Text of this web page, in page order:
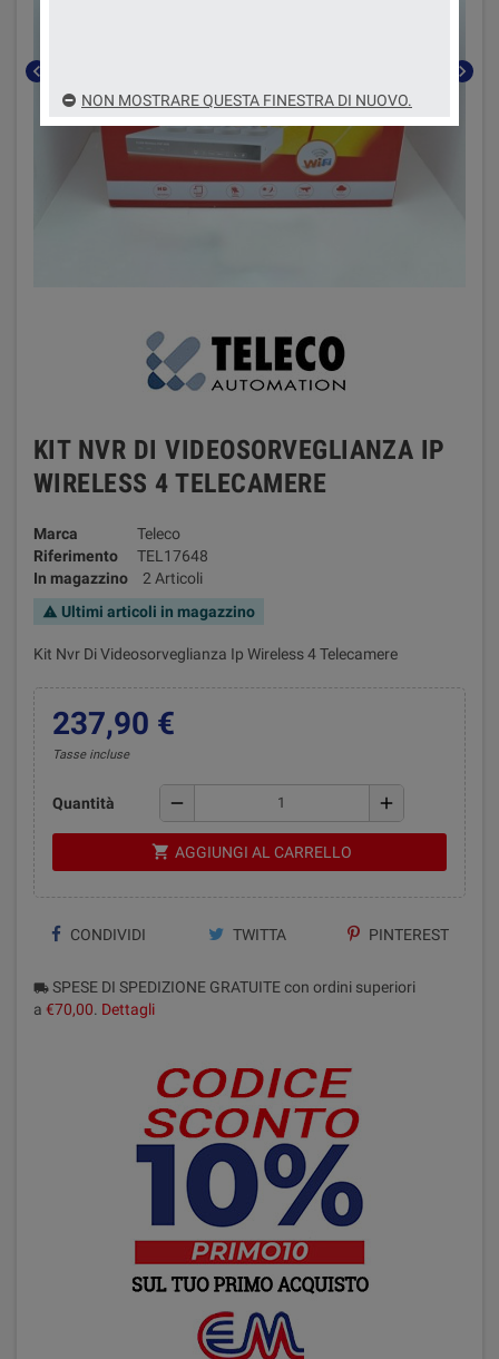
chevron_left chevron_right
KIT NVR DI VIDEOSORVEGLIANZA IP
WIRELESS 4 TELECAMERE
Marca
Teleco
Riferimento
TEL17648
In magazzino
2 Articoli
warning Ultimi articoli in magazzino
Kit Nvr Di Videosorveglianza Ip Wireless 4 Telecamere
237,90 €
Tasse incluse
Quantità remove add
shopping_cart AGGIUNGI AL CARRELLO
CONDIVIDI TWITTA PINTEREST
local_shipping SPESE DI SPEDIZIONE GRATUITE con ordini superiori
a €70,00. Dettagli
NON MOSTRARE QUESTA FINESTRA DI NUOVO.